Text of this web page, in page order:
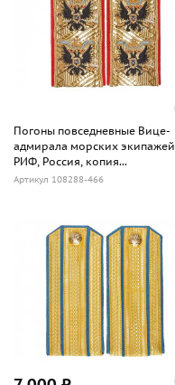
Погоны повседневные Вице-
адмирала морских экипажей
РИФ, Россия, копия...
Артикул 108288-466